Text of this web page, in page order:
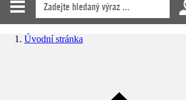
Úvodní stránka